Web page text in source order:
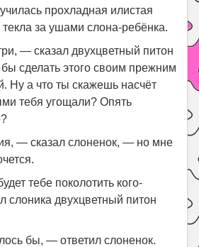
прохладная илистая
за ушами слона-ребёнка.
— сказал двухцветный питон
сделать этого своим прежним
Ну а что ты скажешь насчёт
тебя угощали? Опять
— сказал слоненок, — но мне
тебе поколотить кого-
слоника двухцветный питон
бы, — ответил слоненок.